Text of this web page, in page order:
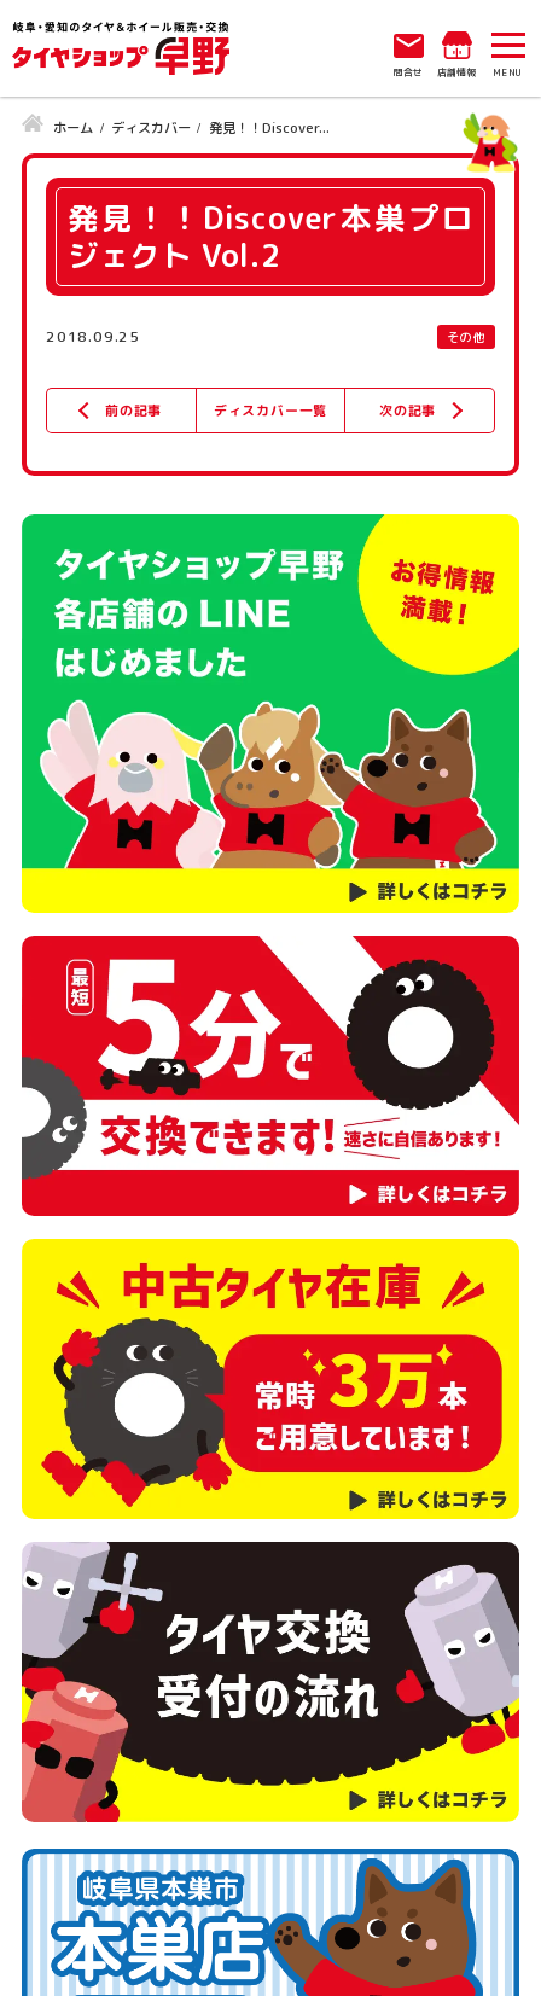
問合せ 店舗情報
ホーム ディスカバー 発見！！Discover...
発見！！Discover本巣プロ
ジェクト Vol.2
2018.09.25 その他
前の記事 次の記事
ディスカバー一覧